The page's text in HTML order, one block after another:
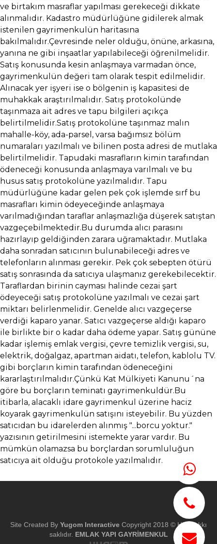
ve birtakım masraflar yapılması gerekeceği dikkate
alınmalıdır. Kadastro müdürlüğüne gidilerek almak
istenilen gayrimenkulün haritasına
bakılmalıdır.Çevresinde neler olduğu, önüne, arkasına,
yanına ne gibi inşaatlar yapılabileceği öğrenilmelidir.
Satış konusunda kesin anlaşmaya varmadan önce,
gayrimenkulün değeri tam olarak tespit edilmelidir.
Alınacak yer işyeri ise o bölgenin iş kapasitesi de
muhakkak araştırılmalıdır. Satış protokolünde
taşınmaza ait adres ve tapu bilgileri açıkça
belirtilmelidir.Satış protokolüne taşınmaz malın
mahalle-köy, ada-parsel, varsa bağımsız bölüm
numaraları yazılmalı ve bilinen posta adresi de mutlaka
belirtilmelidir. Tapudaki masrafların kimin tarafından
ödeneceği konusunda anlaşmaya varılmalı ve bu
husus satış protokolüne yazılmalıdır. Tapu
müdürlüğüne kadar gelen pek çok işlemde sırf bu
masrafları kimin ödeyeceğinde anlaşmaya
varılmadığından taraflar anlaşmazlığa düşerek satıştan
vazgeçebilmektedir.Bu durumda alıcı parasını
hazırlayıp geldiğinden zarara uğramaktadır. Mutlaka
daha sonradan satıcının bulunabileceği adres ve
telefonların alınması gerekir. Pek çok sebepten ötürü
satış sonrasında da satıcıya ulaşmanız gerekebilecektir.
Taraflardan birinin cayması halinde cezai şart
ödeyeceği satış protokolüne yazılmalı ve cezai şart
miktarı belirlenmelidir. Genelde alıcı vazgeçerse
verdiği kaparo yanar. Satıcı vazgeçerse aldığı kaparo
ile birlikte bir o kadar daha ödeme yapar. Satış gününe
kadar işlemiş emlak vergisi, çevre temizlik vergisi, su,
elektrik, doğalgaz, apartman aidatı, telefon, kablolu TV.
gibi borçların kimin tarafından ödeneceğini
kararlaştırılmalıdır.Çünkü Kat Mülkiyeti Kanunu´na
göre bu borçların teminatı gayrimenkuldür.Bu
itibarla, alacaklı idare gayrimenkul üzerine haciz
koyarak gayrimenkulün satışını isteyebilir. Bu yüzden
satıcıdan bu idarelerden alınmış "...borcu yoktur."
yazısının getirilmesini istemekte yarar vardır. Bu
mümkün olamazsa bu borçlardan sorumluluğun
satıcıya ait olduğu protokole yazılmalıdır.
Site Created By Yugom Interactive Copyright 2018 © Her hakkı
saklıdır. EMLAK YAPI GAYRİMENKUL